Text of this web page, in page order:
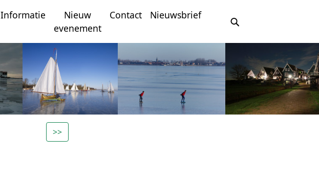
Informatie
Nieuw
evenement
Contact Nieuwsbrief
>>